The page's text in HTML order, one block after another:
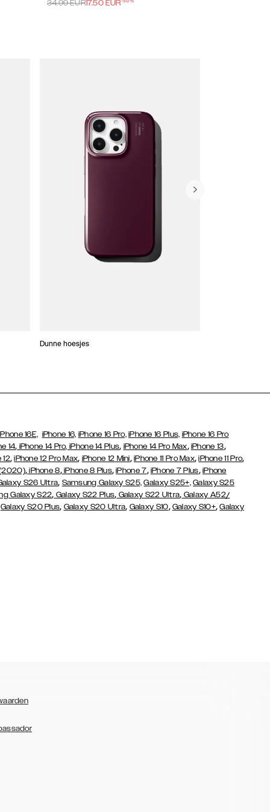
34.99EUR17.50 EUR
Dunne hoesjes
16E, iPhone 16, iPhone 16 Pro, iPhone 16 Plus, iPhone 16 Pro
14, iPhone 14 Pro, iPhone 14 Plus, iPhone 14 Pro Max, iPhone 13,
12,iPhone 12 Pro Max, iPhone 12 Mini, iPhone 11 Pro Max,iPhone 11 Pro,
,iPhone 8,iPhone 8 Plus,iPhone 7, iPhone 7 Plus, iPhone
S26 Ultra, Samsung Galaxy S25, Galaxy S25+, Galaxy S25
Galaxy S22, Galaxy S22 Plus, Galaxy S22 Ultra, Galaxy A52/
Galaxy S20 Plus, Galaxy S20 Ultra, Galaxy S10, Galaxy S10+,Galaxy